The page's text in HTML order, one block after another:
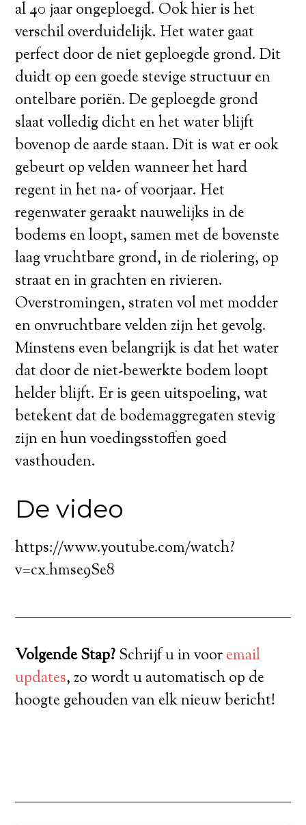
al 40 jaar ongeploegd. Ook hier is het
verschil overduidelijk. Het water gaat
perfect door de niet geploegde grond. Dit
duidt op een goede stevige structuur en
ontelbare poriën. De geploegde grond
slaat volledig dicht en het water blijft
bovenop de aarde staan. Dit is wat er ook
gebeurt op velden wanneer het hard
regent in het na- of voorjaar. Het
regenwater geraakt nauwelijks in de
bodems en loopt, samen met de bovenste
laag vruchtbare grond, in de riolering, op
straat en in grachten en rivieren.
Overstromingen, straten vol met modder
en onvruchtbare velden zijn het gevolg.
Minstens even belangrijk is dat het water
dat door de niet-bewerkte bodem loopt
helder blijft. Er is geen uitspoeling, wat
betekent dat de bodemaggregaten stevig
zijn en hun voedingsstoffen goed
vasthouden.
De video
https://www.youtube.com/watch?
v=cx_hmse9Se8
Volgende Stap?Schrijf u in vooremail
updates, zo wordt u automatisch op de
hoogte gehouden van elk nieuw bericht!